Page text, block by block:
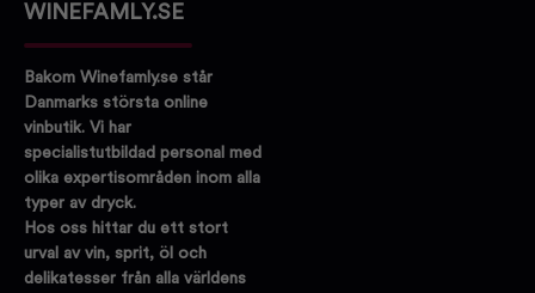
WINEFAMLY.SE
Bakom Winefamly.se står
Danmarks största online
vinbutik. Vi har
specialistutbildad personal med
olika expertisområden inom alla
typer av dryck.
Hos oss hittar du ett stort
urval av vin, sprit, öl och
delikatesser från alla världens